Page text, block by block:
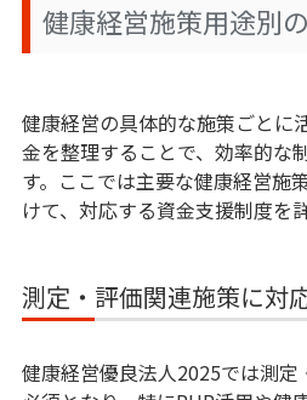
健康経営施策用途別
健康経営の具体的な施策ごとに
金を整理することで、効率的な
す。ここでは主要な健康経営施
けて、対応する資金支援制度を
測定・評価関連施策に対
健康経営優良法人2025では測